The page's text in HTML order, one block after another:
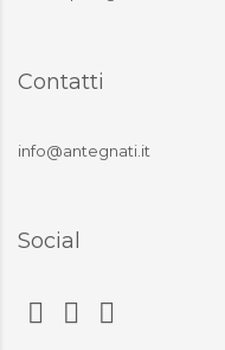
Contatti
info@antegnati.it
Social